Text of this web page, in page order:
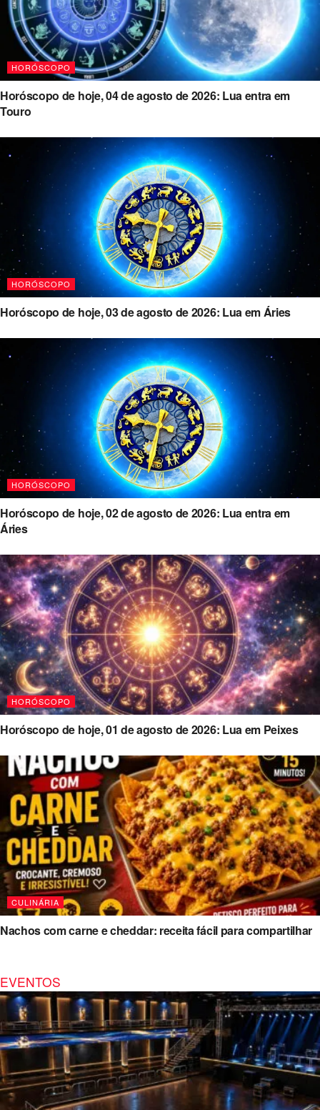
HORÓSCOPO
Horóscopo de hoje, 04 de agosto de 2026: Lua entra em
Touro
HORÓSCOPO
Horóscopo de hoje, 03 de agosto de 2026: Lua em Áries
HORÓSCOPO
Horóscopo de hoje, 02 de agosto de 2026: Lua entra em
Áries
HORÓSCOPO
Horóscopo de hoje, 01 de agosto de 2026: Lua em Peixes
CULINÁRIA
Nachos com carne e cheddar: receita fácil para compartilhar
EVENTOS